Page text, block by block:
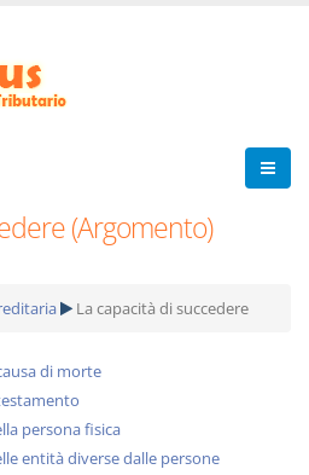
(Argomento)
La capacità di succedere
di morte
persona fisica
entità diverse dalle persone